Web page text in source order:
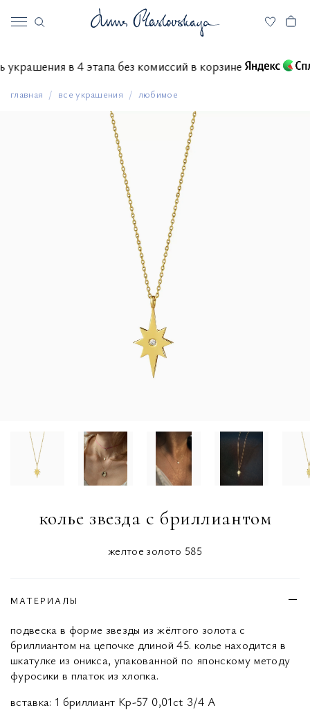
украшения в 4 этапа без комиссий в корзине
главная все украшения любимое
колье звезда с бриллиантом
желтое золото 585
МАТЕРИАЛЫ
подвеска в форме звезды из жёлтого золота с
бриллиантом на цепочке длиной 45. колье находится в
шкатулке из оникса, упакованной по японскому методу
фуросики в платок из хлопка.
вставка: 1 бриллиант Кр-57 0,01ct 3/4 А